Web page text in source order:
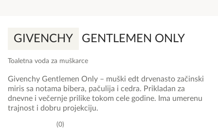
GIVENCHY GENTLEMEN ONLY
Toaletna voda za muškarce
0
Givenchy Gentlemen Only – muški edt drvenasto začinski
miris sa notama bibera, pačulija i cedra. Prikladan za
dnevne i večernje prilike tokom cele godine. Ima umerenu
trajnost i dobru projekciju.